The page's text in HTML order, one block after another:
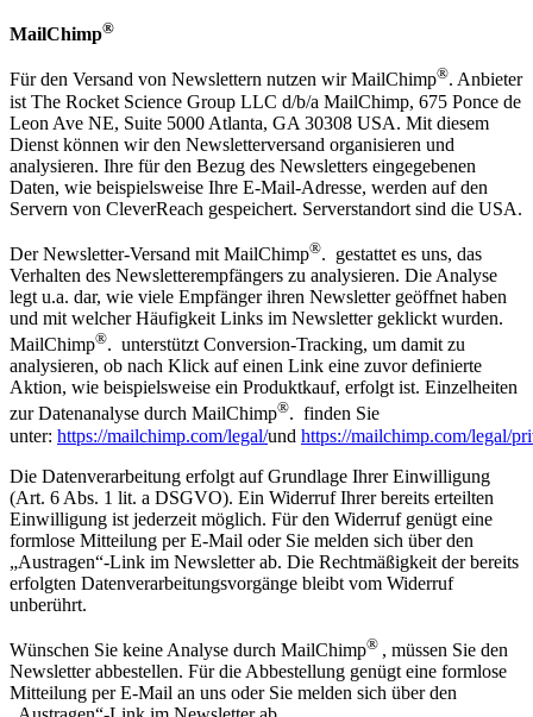
MailChimp®
Für den Versand von Newslettern nutzen wir MailChimp®. Anbieter
ist The Rocket Science Group LLC d/b/a MailChimp, 675 Ponce de
Leon Ave NE, Suite 5000 Atlanta, GA 30308 USA. Mit diesem
Dienst können wir den Newsletterversand organisieren und
analysieren. Ihre für den Bezug des Newsletters eingegebenen
Daten, wie beispielsweise Ihre E-Mail-Adresse, werden auf den
Servern von CleverReach gespeichert. Serverstandort sind die USA.
Der Newsletter-Versand mit MailChimp®. gestattet es uns, das
Verhalten des Newsletterempfängers zu analysieren. Die Analyse
legt u.a. dar, wie viele Empfänger ihren Newsletter geöffnet haben
und mit welcher Häufigkeit Links im Newsletter geklickt wurden.
MailChimp®. unterstützt Conversion-Tracking, um damit zu
analysieren, ob nach Klick auf einen Link eine zuvor definierte
Aktion, wie beispielsweise ein Produktkauf, erfolgt ist. Einzelheiten
zur Datenanalyse durch MailChimp®. finden Sie
unter: https://mailchimp.com/legal/und https://mailchimp.com/legal/
Die Datenverarbeitung erfolgt auf Grundlage Ihrer Einwilligung
(Art. 6 Abs. 1 lit. a DSGVO). Ein Widerruf Ihrer bereits erteilten
Einwilligung ist jederzeit möglich. Für den Widerruf genügt eine
formlose Mitteilung per E-Mail oder Sie melden sich über den
„Austragen“-Link im Newsletter ab. Die Rechtmäßigkeit der bereits
erfolgten Datenverarbeitungsvorgänge bleibt vom Widerruf
unberührt.
Wünschen Sie keine Analyse durch MailChimp® , müssen Sie den
Newsletter abbestellen. Für die Abbestellung genügt eine formlose
Mitteilung per E-Mail an uns oder Sie melden sich über den